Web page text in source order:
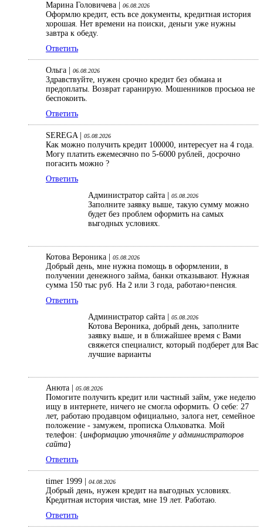
Марина Головичева | 06.08.2026
Оформлю кредит, есть все документы, кредитная история
хорошая. Нет времени на поиски, деньги уже нужны
завтра к обеду.
Ответить
Ольга | 06.08.2026
Здравствуйте, нужен срочно кредит без обмана и
предоплаты. Возврат гаранирую. Мошенников просьюа не
беспокоить.
Ответить
SEREGA | 05.08.2026
Как можно получить кредит 100000, интересует на 4 года.
Могу платить ежемесячно по 5-6000 рублей, досрочно
погасить можно ?
Ответить
Администратор сайта |
05.08.2026
Заполните заявку выше, такую сумму можно
будет без проблем оформить на самых
выгодных условиях.
Котова Вероника | 05.08.2026
Добрый день, мне нужна помощь в оформлении, в
получении денежного займа, банки отказывают. Нужная
сумма 150 тыс руб. На 2 или 3 года, работаю+пенсия.
Ответить
Администратор сайта |
05.08.2026
Котова Вероника, добрый день, заполните
заявку выше, и в ближайшее время с Вами
свяжется специалист, который подберет для Вас
лучшие варианты
Анюта | 05.08.2026
Помогите получить кредит или частный займ, уже неделю
ищу в интернете, ничего не смогла оформить. О себе: 27
лет, работаю продавцом официально, залога нет, семейное
положение - замужем, прописка Ольховатка. Мой
телефон: {информацию уточняйте у администраторов
сайта}
Ответить
timer 1999 | 04.08.2026
Добрый день, нужен кредит на выгодных условиях.
Кредитная история чистая, мне 19 лет. Работаю.
Ответить